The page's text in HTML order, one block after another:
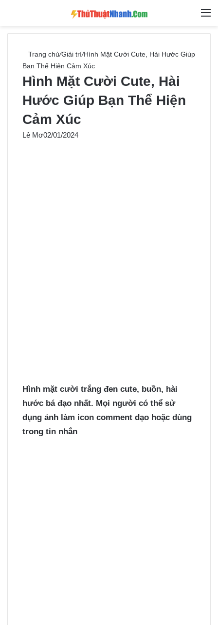
Tìm
Trang chủ/Giải trí/Hình Mặt Cười Cute, Hài Hước Giúp
Bạn Thể Hiện Cảm Xúc
Hình Mặt Cười Cute, Hài
Hước Giúp Bạn Thể Hiện
Cảm Xúc
Lê Mơ02/01/2024
Hình mặt cười trắng đen cute, buồn, hài
hước bá đạo nhất. Mọi người có thể sử
dụng ảnh làm icon comment dạo hoặc dùng
trong tin nhắn